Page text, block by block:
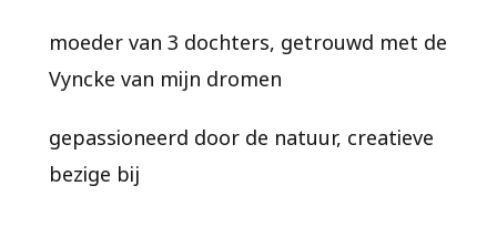
moeder van 3 dochters, getrouwd met de
Vyncke van mijn dromen
gepassioneerd door de natuur, creatieve
bezige bij